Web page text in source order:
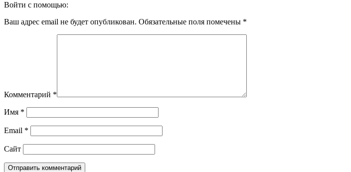
Войти с помощью:
Ваш адрес email не будет опубликован. Обязательные поля помечены *
Комментарий *
Имя *
Email *
Сайт